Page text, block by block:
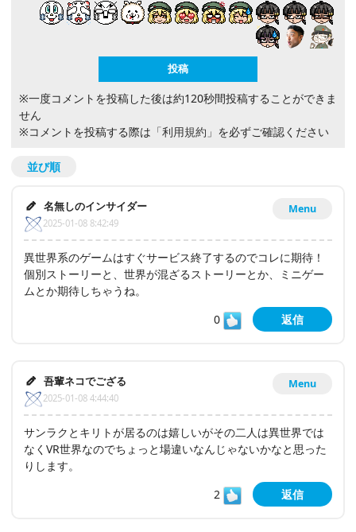
※一度コメントを投稿した後は約120秒間投稿することができま
せん
※コメントを投稿する際は 「利用規約」 を必ずご確認ください
並び順
Menu
名無しのインサイダー
2025-01-08 8:42:49
異世界系のゲームはすぐサービス終了するのでコレに期待！
個別ストーリーと、世界が混ざるストーリーとか、ミニゲー
ムとか期待しちゃうね。
0
返信
Menu
吾輩ネコでござる
2025-01-08 4:44:40
サンラクとキリトが居るのは嬉しいがその二人は異世界では
なくVR世界なのでちょっと場違いなんじゃないかなと思った
りします。
2
返信